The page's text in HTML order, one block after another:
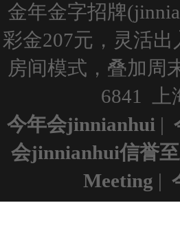
金年金字招牌
彩金207元，灵活
房间模式，叠加周
6841 上
今年会jinnianhui |
会jinnianhui信誉
Meeting |